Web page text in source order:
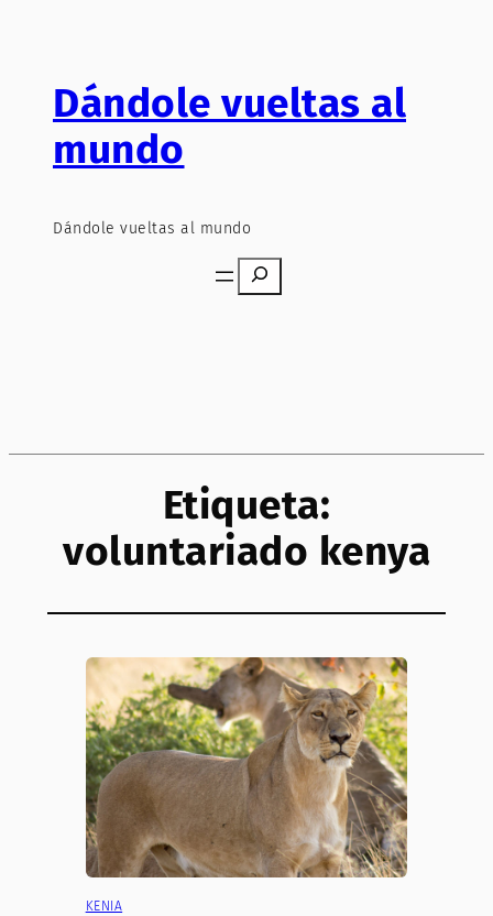
contenido
Dándole vueltas al
mundo
Dándole vueltas al mundo
Search
Etiqueta:
voluntariado kenya
KENIA